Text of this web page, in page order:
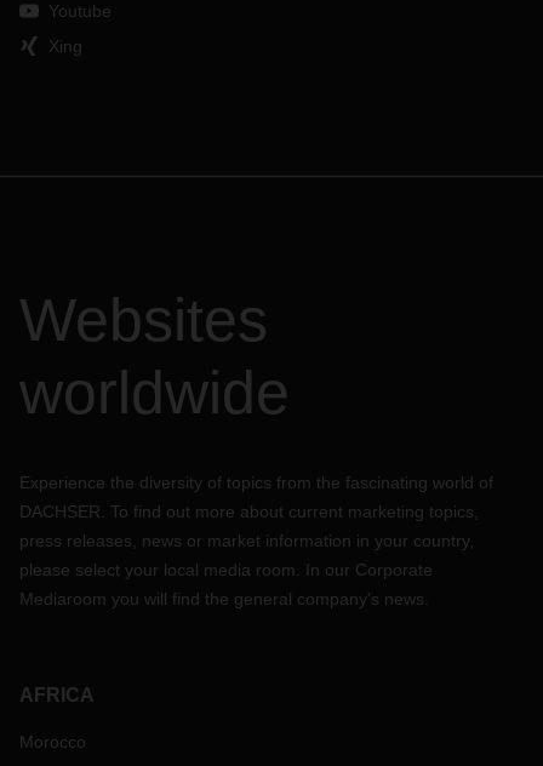
Youtube
Xing
Websites
worldwide
Experience the diversity of topics from the fascinating world of
DACHSER. To find out more about current marketing topics,
press releases, news or market information in your country,
please select your local media room. In our Corporate
Mediaroom you will find the general company's news.
AFRICA
Morocco